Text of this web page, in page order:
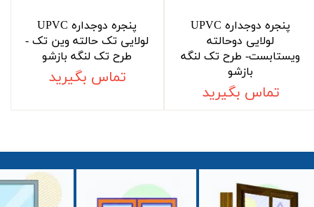
پنجره دوجداره UPVC
لولایی دوحالته
ویستابست- طرح تک لنگه
بازشو
تماس بگیرید
پنجره دوجداره UPVC
لولایی تک حالته وین تک -
طرح تک لنگه بازشو
تماس بگیرید